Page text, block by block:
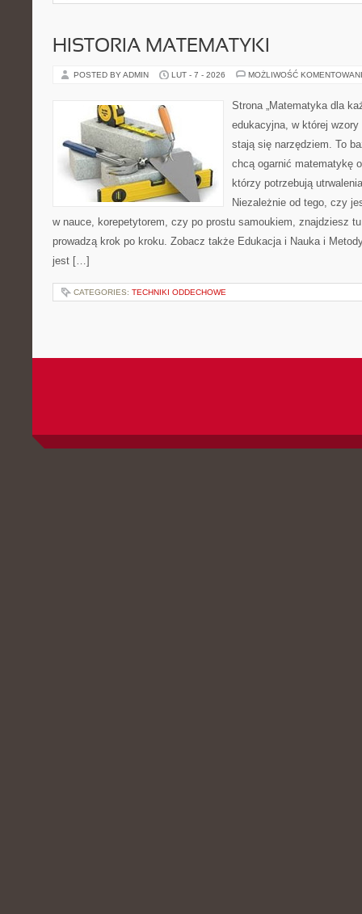
HISTORIA MATEMATYKI
POSTED BY ADMIN LUT - 7 - 2026 MOŻLIWOŚĆ
Strona „Matematyka dla
edukacyjna, w której
stają się narzędziem. To
chcą ogarnić matematykę
którzy potrzebują
Niezależnie od tego, czy
w nauce, korepetytorem, czy po prostu samoukiem, znajdziesz
prowadzą krok po kroku. Zobacz także Edukacja i Nauka i
jest […]
CATEGORIES: TECHNIKI ODDECHOWE